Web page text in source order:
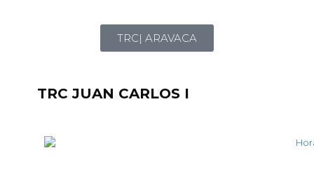
TRC| ARAVACA
TRC JUAN CARLOS I